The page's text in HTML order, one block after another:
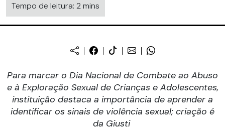
Tempo de leitura: 2 mins
Para marcar o Dia Nacional de Combate ao Abuso
e à Exploração Sexual de Crianças e Adolescentes,
instituição destaca a importância de aprender a
identificar os sinais de violência sexual; criação é
da Giusti